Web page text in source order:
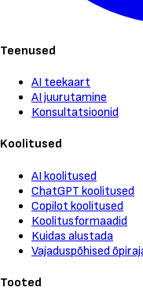
Teenused
AI teekaart
AI juurutamine
Konsultatsioonid
Koolitused
AI koolitused
ChatGPT koolitused
Copilot koolitused
Koolitusformaadid
Kuidas alustada
Vajaduspõhised
Tooted